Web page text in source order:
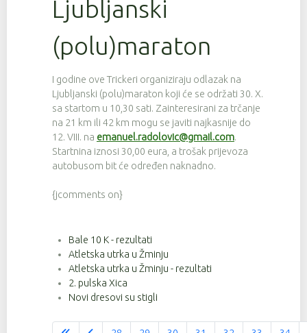
Ljubljanski
(polu)maraton
I godine ove Trickeri organiziraju odlazak na
Ljubljanski (polu)maraton koji će se održati 30. X.
sa startom u 10,30 sati. Zainteresirani za trčanje
na 21 km ili 42 km mogu se javiti najkasnije do
12. VIII. na emanuel.radolovic@gmail.com.
Startnina iznosi 30,00 eura, a trošak prijevoza
autobusom bit će određen naknadno.
{jcomments on}
Bale 10 K - rezultati
Atletska utrka u Žminju
Atletska utrka u Žminju - rezultati
2. pulska Xica
Novi dresovi su stigli